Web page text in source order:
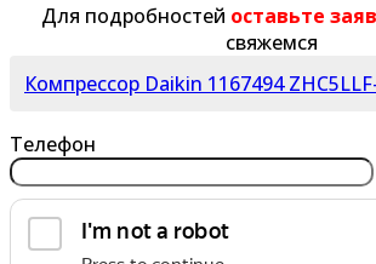
Для подробностей оставьте
свяжемся
Компрессор Daikin 1167494
Телефон